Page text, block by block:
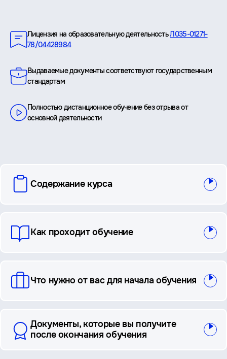
Лицензия на образовательную деятельностьЛ035-01271-
78/04428984
Выдаваемые документы соответствуют государственным
стандартам
Полностью дистанционное обучение без отрыва от
основной деятельности
вопросы
Содержание курса
Как проходит обучение
Что нужно от вас для начала обучения
Документы, которые вы получите
после окончания обучения